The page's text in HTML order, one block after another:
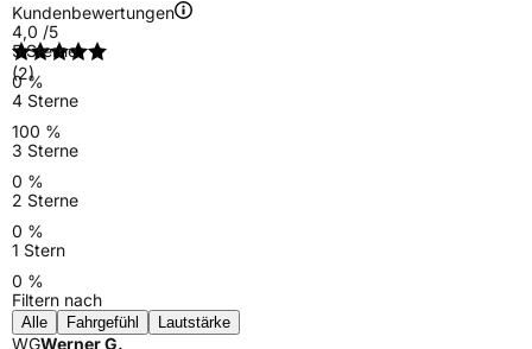
Kundenbewertungen
4,0 /5
(2)
5 Sterne
0 %
4 Sterne
100 %
3 Sterne
0 %
2 Sterne
0 %
1 Stern
0 %
Filtern nach
Alle Fahrgefühl Lautstärke
WGWerner G.